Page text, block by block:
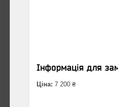
Інформація для
Ціна: 7 200 ₴